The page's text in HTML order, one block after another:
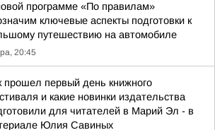
программе «По правилам»
ключевые аспекты подготовки к
путешествию на автомобиле
20:45
прошел первый день книжного
и какие новинки издательства
для читателей в Марий Эл - в
Юлия Савиных